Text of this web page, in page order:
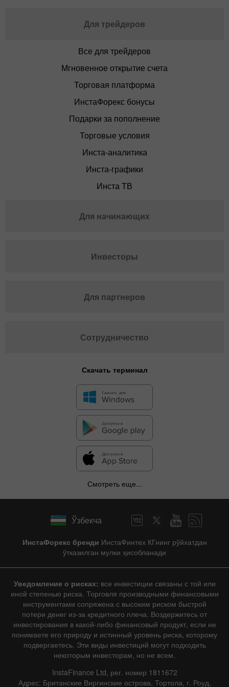
Для трейдеров
Все для трейдеров
Мгновенное открытие счета
Торговая платформа
ИнстаФорекс бонусы
Подарки за пополнение
Торговые условия
Инста-аналитика
Инста-графики
Инста ТВ
Для начинающих
Инвесторы
Для партнеров
Сотрудничество
Скачать терминал
Смотреть еще...
Ўзбекча
ИнстаФорекс бренди ИнстаФинтех КГнинг рўйхатдан
ўтказилган мулки ҳисобланади
Уведомление о рисках: все инвестиции связаны с той или
иной степенью риска. Торговля производными финансовыми
инструментами сопряжена с высоким риском быстрой
потери денег из-за кредитного плеча. Воздержитесь от
инвестирования в какой-либо финансовый продукт, если не
понимаете его природу и истинный уровень риска, которому
подвергаетесь. Эти виды инвестиций могут подходить
некоторым инвесторам, но не всем.
InstaFinance Ltd, рег. номер 1811672
Адрес: Британские Виргинские острова, Тортола, г. Роуд,